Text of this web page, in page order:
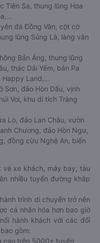
Tiên Sa, thung lũng Hoa
đá Đồng Văn, cột cờ
lũng Sủng Là, làng văn
Bản Áng, thung lũng
thác Dải Yếm, bản Pa
Happy Land,...
Sơn, đảo Hòn Dấu, vịnh
Voi, khu di tích Tràng
Lò, đảo Lan Châu, vườn
Chương, đảo Hòn Ngư,
đồng cừu Nghệ An, biển
vé xe khách, máy bay, tàu
nhiều tuyến đường khắp
trình di chuyển trở nên
cá nhân hóa hơn bao giờ
hành khách với các đối
gồm:
cao trên 5000+ tuyến